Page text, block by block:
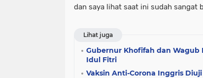
dan saya lihat saat ini sudah sangat
Lihat juga
Gubernur Khofifah dan Wagub
Idul Fitri
Vaksin Anti-Corona Inggris